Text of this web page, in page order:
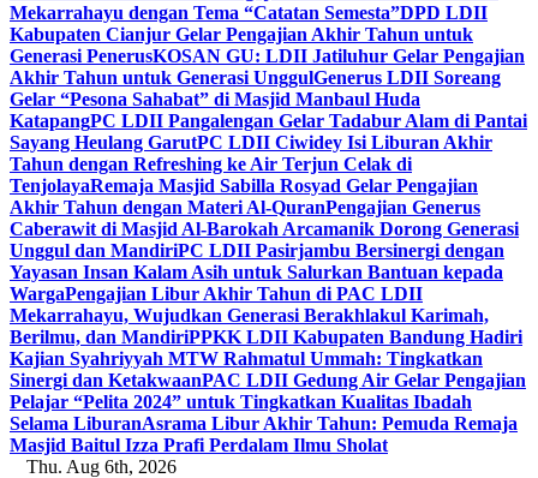
Mekarrahayu dengan Tema “Catatan Semesta”DPD LDII
Kabupaten Cianjur Gelar Pengajian Akhir Tahun untuk
Generasi PenerusKOSAN GU: LDII Jatiluhur Gelar Pengajian
Akhir Tahun untuk Generasi UnggulGenerus LDII Soreang
Gelar “Pesona Sahabat” di Masjid Manbaul Huda
KatapangPC LDII Pangalengan Gelar Tadabur Alam di Pantai
Sayang Heulang GarutPC LDII Ciwidey Isi Liburan Akhir
Tahun dengan Refreshing ke Air Terjun Celak di
TenjolayaRemaja Masjid Sabilla Rosyad Gelar Pengajian
Akhir Tahun dengan Materi Al-QuranPengajian Generus
Caberawit di Masjid Al-Barokah Arcamanik Dorong Generasi
Unggul dan MandiriPC LDII Pasirjambu Bersinergi dengan
Yayasan Insan Kalam Asih untuk Salurkan Bantuan kepada
WargaPengajian Libur Akhir Tahun di PAC LDII
Mekarrahayu, Wujudkan Generasi Berakhlakul Karimah,
Berilmu, dan MandiriPPKK LDII Kabupaten Bandung Hadiri
Kajian Syahriyyah MTW Rahmatul Ummah: Tingkatkan
Sinergi dan KetakwaanPAC LDII Gedung Air Gelar Pengajian
Pelajar “Pelita 2024” untuk Tingkatkan Kualitas Ibadah
Selama LiburanAsrama Libur Akhir Tahun: Pemuda Remaja
Masjid Baitul Izza Prafi Perdalam Ilmu Sholat
Thu. Aug 6th, 2026